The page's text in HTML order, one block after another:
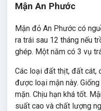
Mận An Phước
Mận đỏ An Phước có
ra trái sau 12 tháng nếu
ghép. Một năm có 3 vụ
Các loại đất thịt, đất cát,
được loại mận này.
mặn. Chịu hạn khá tốt.
suất cao và chất lượng